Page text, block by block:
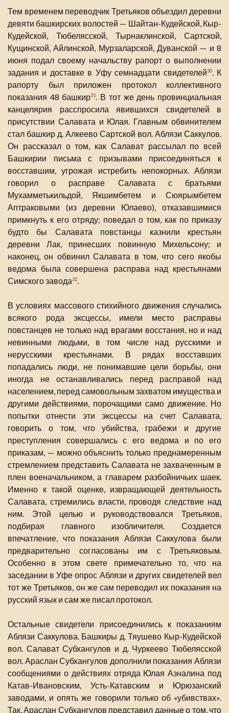
Тем временем переводчик Третьяков объездил деревни
девяти башкирских волостей — Шайтан-Кудейской, Кыр-
Кудейской, Тюбелясской, Тырнаклинской, Сартской,
Кущинской, Айлинской, Мурзаларской, Дуванской — и 8
июня подал своему начальству рапорт о выполнении
задания и доставке в Уфу семнадцати свидетелей30. К
рапорту был приложен протокол коллективного
показания 48 башкир31. В тот же день провинциальная
канцелярия расспросила явившихся свидетелей в
присутствии Салавата и Юлая. Главным обвинителем
стал башкир д. Алкеево Сартской вол. Аблязи Саккулов.
Он рассказал о том, как Салават рассылал по всей
Башкирии письма с призывами присоединяться к
восставшим, угрожая истребить непокорных. Аблязи
говорил о расправе Салавата с братьями
Мухамметькильдой, Якшимбетем и Сюярымбетем
Аптраковыми (из деревни Юлаево), отказавшимися
примкнуть к его отряду; поведал о том, как по приказу
будто бы Салавата повстанцы казнили крестьян
деревни Лак, принесших повинную Михельсону; и
наконец, он обвинил Салавата в том, что сего якобы
ведома была совершена расправа над крестьянами
Симского завода32.
В условиях массового стихийного движения случались
всякого рода эксцессы, имели место расправы
повстанцев не только над врагами восстания, но и над
невинными людьми, в том числе над русскими и
нерусскими крестьянами. В рядах восставших
попадались люди, не понимавшие цели борьбы, они
иногда не останавливались перед расправой над
населением, перед самовольным захватом имущества и
другими действиями, порочащими само движение. Но
попытки отнести эти эксцессы на счет Салавата,
говорить о том, что убийства, грабежи и другие
преступления совершались с его ведома и по его
приказам, — можно объяснить только преднамеренным
стремлением представить Салавата не захваченным в
плен военачальником, а главарем разбойничьих шаек.
Именно к такой оценке, извращающей деятельность
Салавата, стремились власти, проводя следствие над
ним. Этой целью и руководствовался Третьяков,
подбирая главного изобличителя. Создается
впечатление, что показания Аблязи Саккулова были
предварительно согласованы им с Третьяковым.
Особенно в этом свете примечательно то, что на
заседании в Уфе опрос Аблязи и других свидетелей вел
тот же Третьяков, он же сам переводил их показания на
русский язык и сам же писал протокол.
Остальные свидетели присоединились к показаниям
Аблязи Саккулова. Башкиры д. Тяушево Кыр-Кудейской
вол. Салават Субхангулов и д. Чуркеево Тюбелясской
вол. Араслан Субхангулов дополнили показания Аблязи
сообщениями о действиях отряда Юлая Азналина под
Катав-Ивановским, Усть-Катавским и Юрюзанский
заводами, и опять же говорили только об «убивствах».
Так, Араслан Субхангулов представил данные о том, что